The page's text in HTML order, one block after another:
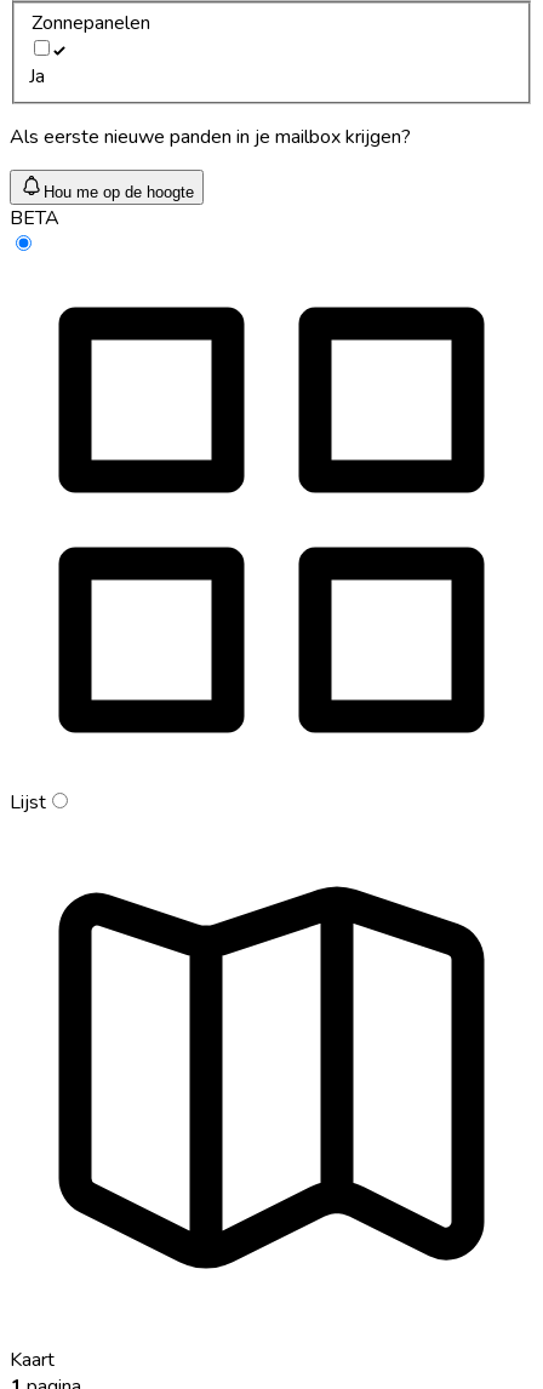
Zonnepanelen
Ja
Als eerste nieuwe panden in je mailbox krijgen?
Hou me op de hoogte
BETA
Lijst
Kaart